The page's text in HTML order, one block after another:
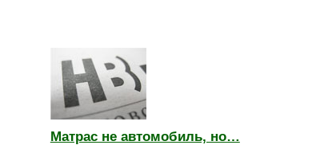
Матрас не автомобиль, но…